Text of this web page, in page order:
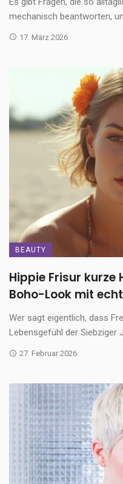
mechanisch beantworten,
17. März 2026
BEAUTY
Hippie Frisur kurze
Boho-Look mit
Wer sagt eigentlich, dass
Lebensgefühl der Siebziger
27. Februar 2026